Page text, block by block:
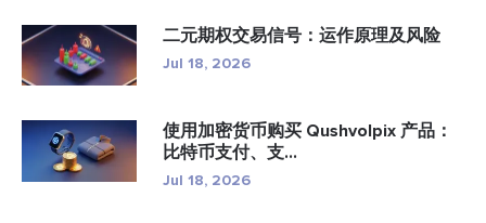
二元期权交易信号：运作原理及风险
Jul 18, 2026
使用加密货币购买 Qushvolpix 产品：
比特币支付、支...
Jul 18, 2026